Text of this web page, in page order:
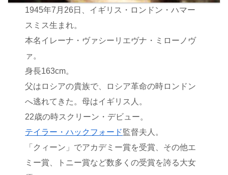
1945年7月26日、イギリス・ロンドン・ハマー
スミス生まれ。
本名イレーナ・ヴァシーリエヴナ・ミローノヴ
ァ。
身長163cm。
父はロシアの貴族で、ロシア革命の時ロンドン
へ逃れてきた。母はイギリス人。
22歳の時スクリーン・デビュー。
テイラー・ハックフォード監督夫人。
「クィーン」でアカデミー賞を受賞、その他エ
ミー賞、トニー賞など数多くの受賞を誇る大女